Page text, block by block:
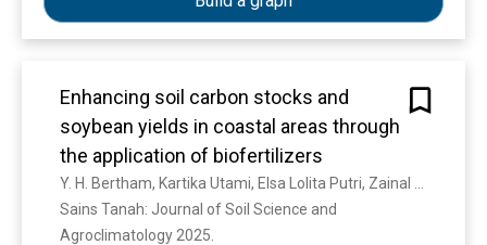
application of soundproofing technology, and
public education to manage noise impacts
improve the quality of life of the community and
maintain environmental sustainability around the
landfill.
proses pemasaran yang telah dilakukan dan
dokumentasi. Hasil penelitian menunjukkan
Growth and Bulid (Tumbuh dan Bina) yang mana
berarti perusahaan memiliki potensi untuk
memanfaatkan kekuatan dan peluang yang
dimiliki guna menangkap semua peluang yang
ada dalam meningkatkan volume penjualan
perusahaanpenerapan strategi pemasaran yang
Enhancing soil carbon stocks and
soybean yields in coastal areas through
the application of biofertilizers
Sains Tanah: Journal of Soil Science and
Agroclimatology 2025.